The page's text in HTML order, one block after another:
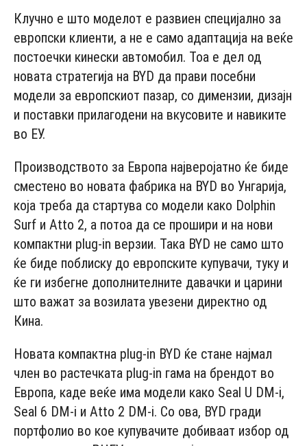
Клучно е што моделот е развиен специјално за
европски клиенти, а не е само адаптација на веќе
постоечки кинески автомобил. Тоа е дел од
новата стратегија на BYD да прави посебни
модели за европскиот пазар, со димензии, дизајн
и поставки прилагодени на вкусовите и навиките
во ЕУ.
Производството за Европа најверојатно ќе биде
сместено во новата фабрика на BYD во Унгарија,
која треба да стартува со модели како Dolphin
Surf и Atto 2, а потоа да се прошири и на нови
компактни plug-in верзии. Така BYD не само што
ќе биде поблиску до европските купувачи, туку и
ќе ги избегне дополнителните давачки и царини
што важат за возилата увезени директно од
Кина.
Новата компактна plug-in BYD ќе стане најмал
член во растечката plug-in гама на брендот во
Европа, каде веќе има модели како Seal U DM-i,
Seal 6 DM-i и Atto 2 DM-i. Со ова, BYD гради
портфолио во кое купувачите добиваат избор од